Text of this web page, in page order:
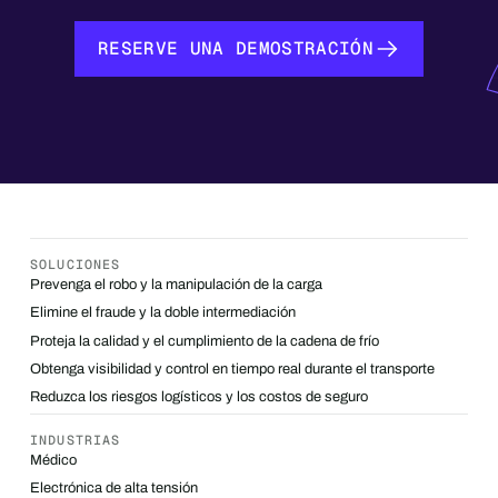
RESERVE UNA DEMOSTRACIÓN
SOLUCIONES
Prevenga el robo y la manipulación de la carga
Elimine el fraude y la doble intermediación
Proteja la calidad y el cumplimiento de la cadena de frío
Obtenga visibilidad y control en tiempo real durante el transporte
Reduzca los riesgos logísticos y los costos de seguro
INDUSTRIAS
Médico
Electrónica de alta tensión